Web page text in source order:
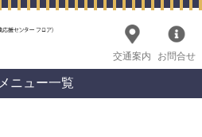
交通案内 お問合せ
メニュー一覧